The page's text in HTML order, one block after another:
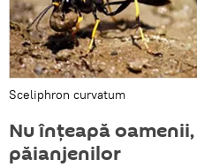
Sceliphron curvatum
Nu înțeapă
păianjenilor